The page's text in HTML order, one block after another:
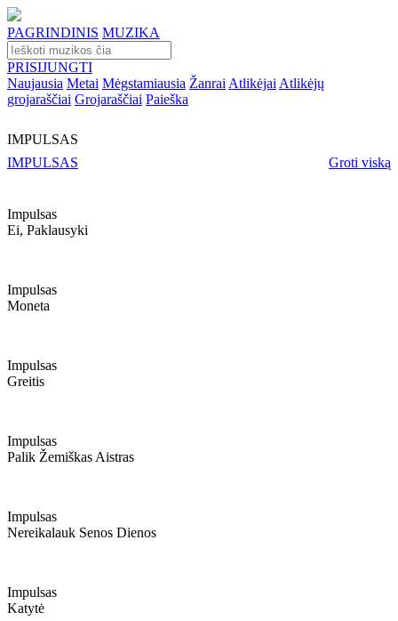
PAGRINDINIS MUZIKA
PRISIJUNGTI
Naujausia Metai Mėgstamiausia Žanrai Atlikėjai Atlikėjų
grojaraščiai Grojaraščiai Paieška
IMPULSAS
IMPULSAS
Groti viską
Impulsas
Ei, Paklausyki
Impulsas
Moneta
Impulsas
Greitis
Impulsas
Palik Žemiškas Aistras
Impulsas
Nereikalauk Senos Dienos
Impulsas
Katytė